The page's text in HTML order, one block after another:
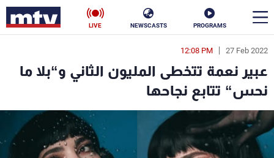
PROGRAMS
NEWSCASTS
LIVE
27 Feb 2022
12:08 PM
عبير نعمة تتخطى المليون الثاني و“بلا ما
نحس“ تتابع نجاحها
en
الأخبار
سياسة ناس
إقتصاد